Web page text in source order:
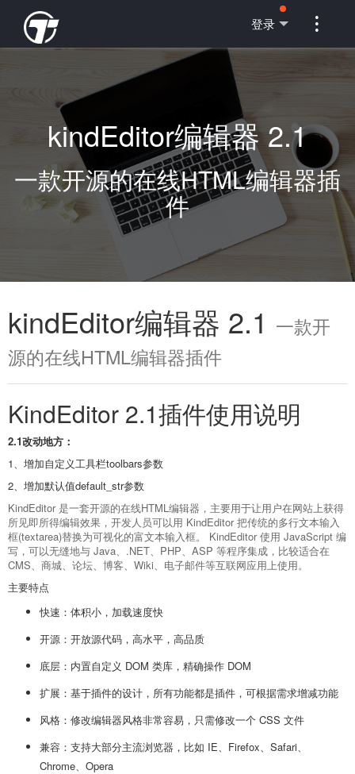
登录 
kindEditor编辑器 2.1
一款开源的在线HTML编辑器插
件
kindEditor编辑器 2.1 一款开
源的在线HTML编辑器插件
KindEditor 2.1插件使用说明
2.1改动地方：
1、增加自定义工具栏toolbars参数
2、增加默认值default_str参数
KindEditor 是一套开源的在线HTML编辑器，主要用于让用户在网站上获得
所见即所得编辑效果，开发人员可以用 KindEditor 把传统的多行文本输入
框(textarea)替换为可视化的富文本输入框。 KindEditor 使用 JavaScript 编
写，可以无缝地与 Java、.NET、PHP、ASP 等程序集成，比较适合在
CMS、商城、论坛、博客、Wiki、电子邮件等互联网应用上使用。
主要特点
快速：体积小，加载速度快
开源：开放源代码，高水平，高品质
底层：内置自定义 DOM 类库，精确操作 DOM
扩展：基于插件的设计，所有功能都是插件，可根据需求增减功能
风格：修改编辑器风格非常容易，只需修改一个 CSS 文件
兼容：支持大部分主流浏览器，比如 IE、Firefox、Safari、
Chrome、Opera